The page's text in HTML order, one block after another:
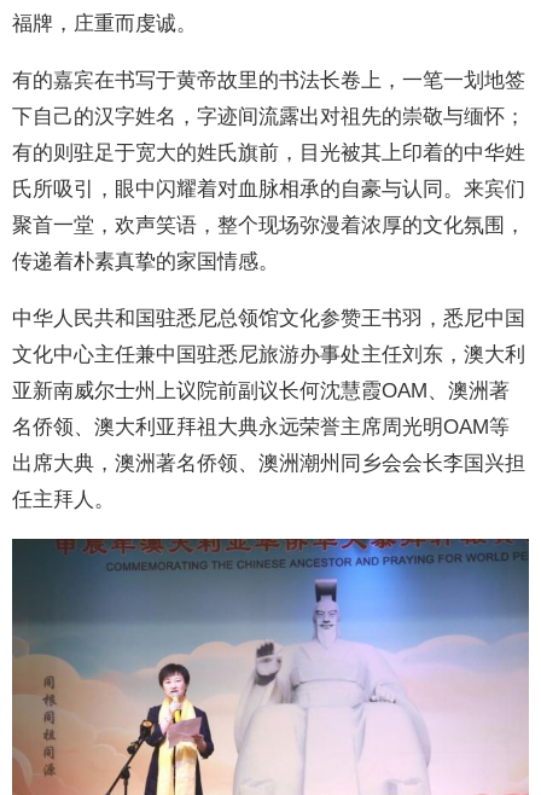
福牌，庄重而虔诚。
有的嘉宾在书写于黄帝故里的书法长卷上，一笔一划地签
下自己的汉字姓名，字迹间流露出对祖先的崇敬与缅怀；
有的则驻足于宽大的姓氏旗前，目光被其上印着的中华姓
氏所吸引，眼中闪耀着对血脉相承的自豪与认同。来宾们
聚首一堂，欢声笑语，整个现场弥漫着浓厚的文化氛围，
传递着朴素真挚的家国情感。
中华人民共和国驻悉尼总领馆文化参赞王书羽，悉尼中国
文化中心主任兼中国驻悉尼旅游办事处主任刘东，澳大利
亚新南威尔士州上议院前副议长何沈慧霞OAM、澳洲著
名侨领、澳大利亚拜祖大典永远荣誉主席周光明OAM等
出席大典，澳洲著名侨领、澳洲潮州同乡会会长李国兴担
任主拜人。